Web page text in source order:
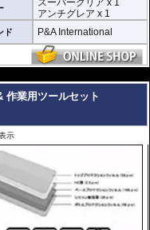
ことがありません。フィルム
スーパークリア x 1
アンチグレア x 1
ド P&A International
作業用ツールセット
示